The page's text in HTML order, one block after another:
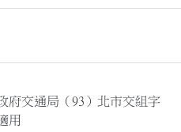
府交通局（93）北市交組字
用